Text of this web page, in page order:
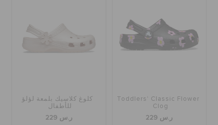
Toddlers' Classic Flower
Clog
ر.س 229
كلوغ كلاسيك بلمعة لؤلؤ
للأطفال
ر.س 229